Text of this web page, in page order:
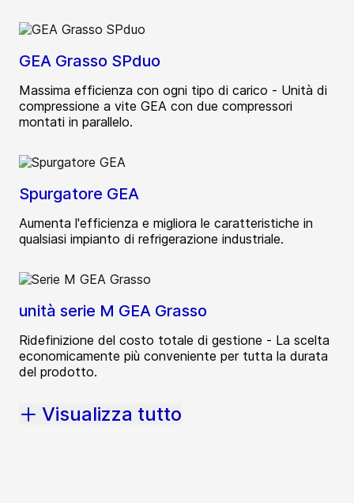
GEA Grasso SPduo
Massima efficienza con ogni tipo di carico - Unità di
compressione a vite GEA con due compressori
montati in parallelo.
Spurgatore GEA
Aumenta l'efficienza e migliora le caratteristiche in
qualsiasi impianto di refrigerazione industriale.
unità serie M GEA Grasso
Ridefinizione del costo totale di gestione - La scelta
economicamente più conveniente per tutta la durata
del prodotto.
Visualizza tutto